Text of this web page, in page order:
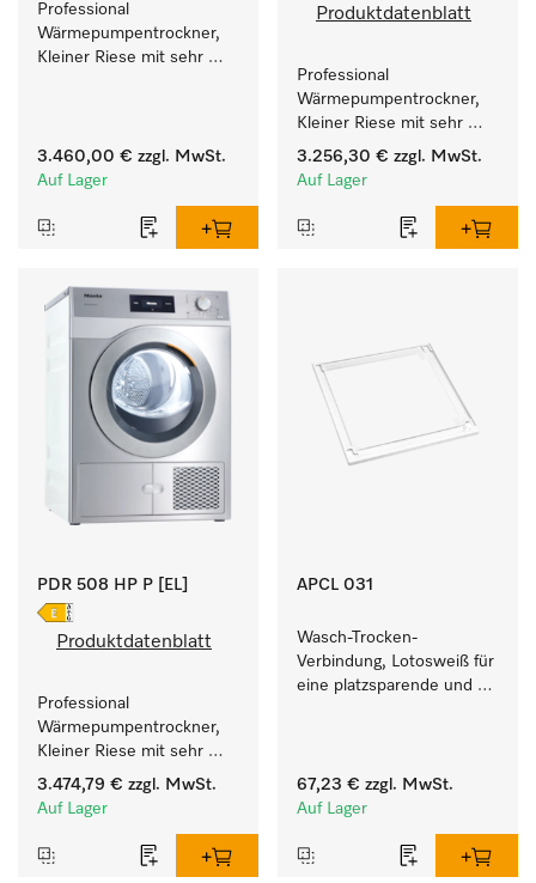
Professional
Wärmepumpentrockner,
Kleiner Riese mit sehr
Füllgewicht 8 kg.
3.460,00 € zzgl. MwSt.
Auf Lager
Produktdatenblatt
Professional
Wärmepumpentrockner,
Kleiner Riese mit sehr
geringem
Energieverbrauch und
Füllgewicht 8 kg.
3.256,30 € zzgl. MwSt.
Auf Lager
PDR 508 HP P [EL]
Produktdatenblatt
Professional
Wärmepumpentrockner,
Kleiner Riese mit sehr
geringem
Energieverbrauch und
Füllgewicht 8 kg.
3.474,79 € zzgl. MwSt.
Auf Lager
APCL 031
Wasch-Trocken-
Verbindung, Lotosweiß für
eine platzsparende und
67,23 € zzgl. MwSt.
Auf Lager